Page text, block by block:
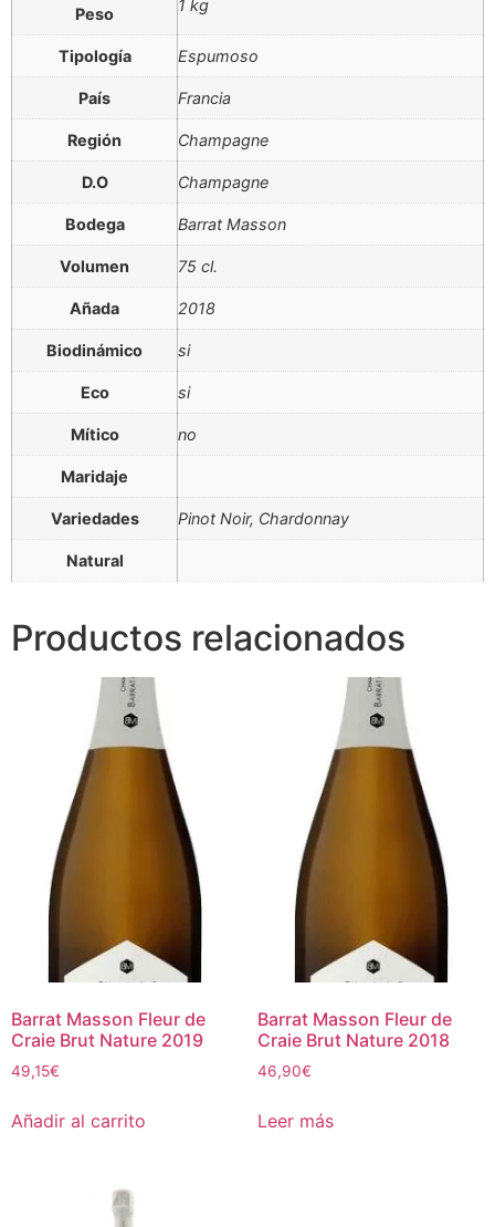
Peso 1 kg
Tipología Espumoso
País Francia
Región Champagne
D.O Champagne
Bodega Barrat Masson
Volumen 75 cl.
Añada 2018
Biodinámico si
Eco si
Mítico no
Maridaje
Variedades Pinot Noir, Chardonnay
Natural
Productos relacionados
Barrat Masson Fleur de
Craie Brut Nature 2019
49,15€
Añadir al carrito
Barrat Masson Fleur de
Craie Brut Nature 2018
46,90€
Leer más